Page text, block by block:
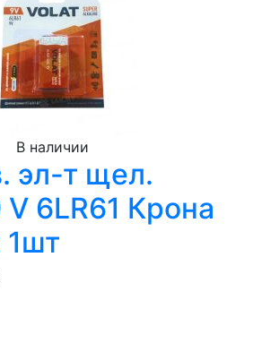
В наличии
эл-т щел.
6LR61 Крона
1шт